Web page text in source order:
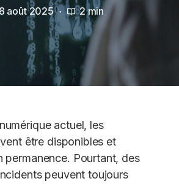
août 2025 2 min
actuel, les
être disponibles et
permanence. Pourtant, des
peuvent toujours